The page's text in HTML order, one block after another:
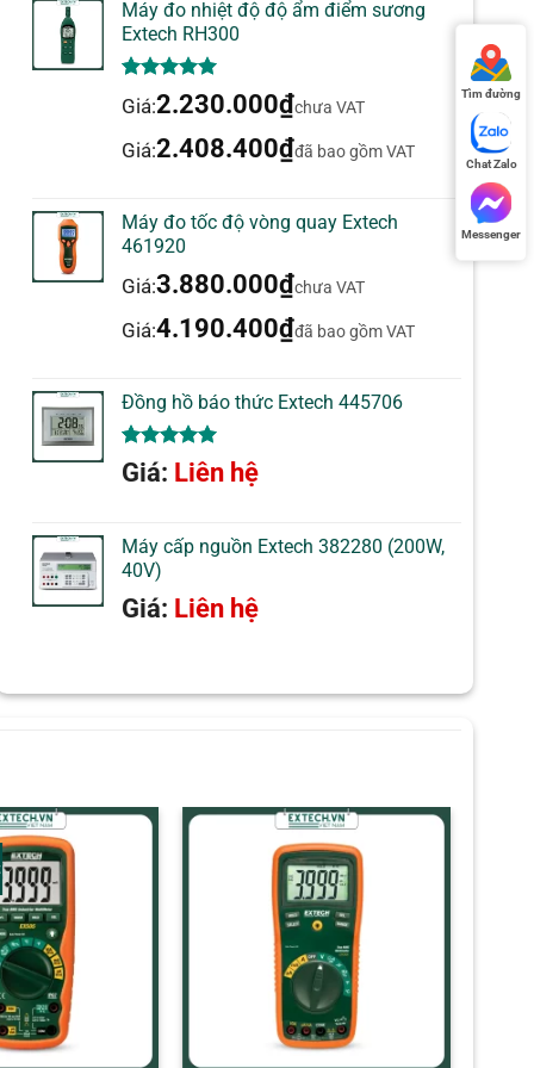
Máy đo nhiệt độ độ ẩm điểm sương
Extech RH300
5.00 trên 5
dựa trên
Giá:2.230.000₫chưa VAT
Giá:2.408.400₫đã bao gồm VAT
Máy đo tốc độ vòng quay Extech
461920
Giá:3.880.000₫chưa VAT
Giá:4.190.400₫đã bao gồm VAT
Đồng hồ báo thức Extech 445706
5.00trên 5
dựa trên
1
Giá: Liên hệ
Máy cấp nguồn Extech 382280 (200W,
40V)
Giá: Liên hệ
Tìm đường
Chat Zalo
Messenger